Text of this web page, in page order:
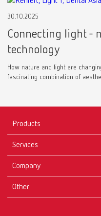
30.10.2025
Connecting light -
technology
How nature and light are
fascinating combination of
Products
Instruments
Materials
Services
Downloads
Company
Other